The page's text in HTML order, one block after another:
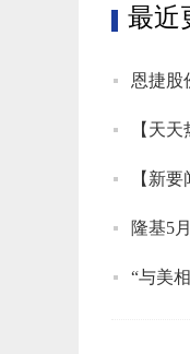
最近
恩捷股
【天
【新
隆基5
“与美